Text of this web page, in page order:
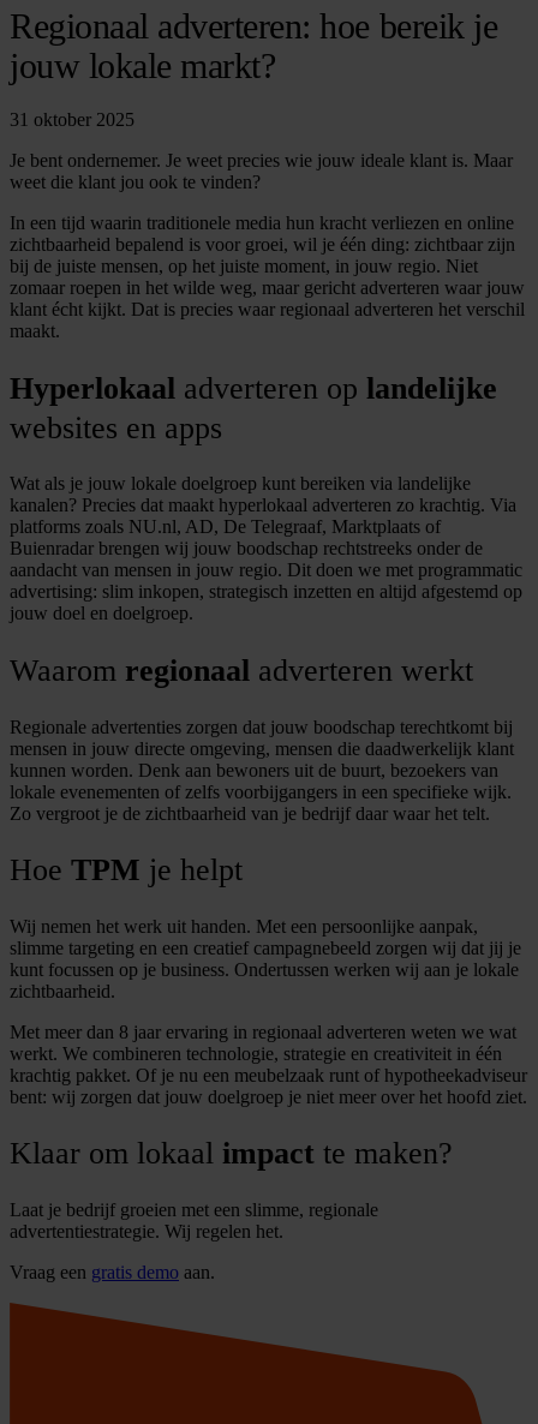
Regionaal adverteren: hoe bereik je
jouw lokale markt?
31 oktober 2025
Je bent ondernemer. Je weet precies wie jouw ideale klant is. Maar
weet die klant jou ook te vinden?
In een tijd waarin traditionele media hun kracht verliezen en online
zichtbaarheid bepalend is voor groei, wil je één ding: zichtbaar zijn
bij de juiste mensen, op het juiste moment, in jouw regio. Niet
zomaar roepen in het wilde weg, maar gericht adverteren waar jouw
klant écht kijkt. Dat is precies waar regionaal adverteren het verschil
maakt.
Hyperlokaal adverteren op landelijke
websites en apps
Wat als je jouw lokale doelgroep kunt bereiken via landelijke
kanalen? Precies dat maakt hyperlokaal adverteren zo krachtig. Via
platforms zoals NU.nl, AD, De Telegraaf, Marktplaats of
Buienradar brengen wij jouw boodschap rechtstreeks onder de
aandacht van mensen in jouw regio. Dit doen we met programmatic
advertising: slim inkopen, strategisch inzetten en altijd afgestemd op
jouw doel en doelgroep.
Waarom regionaal adverteren werkt
Regionale advertenties zorgen dat jouw boodschap terechtkomt bij
mensen in jouw directe omgeving, mensen die daadwerkelijk klant
kunnen worden. Denk aan bewoners uit de buurt, bezoekers van
lokale evenementen of zelfs voorbijgangers in een specifieke wijk.
Zo vergroot je de zichtbaarheid van je bedrijf daar waar het telt.
Hoe TPM je helpt
Wij nemen het werk uit handen. Met een persoonlijke aanpak,
slimme targeting en een creatief campagnebeeld zorgen wij dat jij je
kunt focussen op je business. Ondertussen werken wij aan je lokale
zichtbaarheid.
Met meer dan 8 jaar ervaring in regionaal adverteren weten we wat
werkt. We combineren technologie, strategie en creativiteit in één
krachtig pakket. Of je nu een meubelzaak runt of hypotheekadviseur
bent: wij zorgen dat jouw doelgroep je niet meer over het hoofd ziet.
Klaar om lokaal impact te maken?
Laat je bedrijf groeien met een slimme, regionale
advertentiestrategie. Wij regelen het.
Vraag een gratis demo aan.